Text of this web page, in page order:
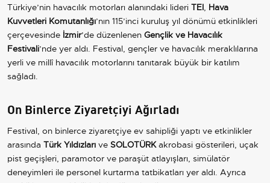
Türkiye’nin havacılık motorları alanındaki lideri TEI, Hava
Kuvvetleri Komutanlığı’nın 115’inci kuruluş yıl dönümü etkinlikleri
çerçevesinde İzmir’de düzenlenen Gençlik ve Havacılık
Festivali’nde yer aldı. Festival, gençler ve havacılık meraklılarına
yerli ve millî havacılık motorlarını tanıtarak büyük bir katılım
sağladı.
On Binlerce Ziyaretçiyi Ağırladı
Festival, on binlerce ziyaretçiye ev sahipliği yaptı ve etkinlikler
arasında Türk Yıldızları ve SOLOTÜRKakrobasi gösterileri, uçak
pist geçişleri, paramotor ve paraşüt atlayışları, simülatör
deneyimleri ile personel kurtarma tatbikatları yer aldı. Ayrıca